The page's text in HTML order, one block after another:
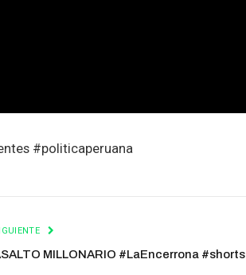
#politicaperuana
MILLONARIO #LaEncerrona #shorts